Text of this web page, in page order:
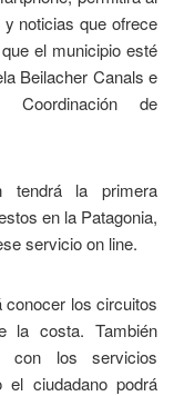
noticias que ofrece
el municipio esté
Beilacher Canals e
de
tendrá la primera
en la Patagonia,
servicio on line.
conocer los circuitos
la costa. También
con los servicios
el ciudadano podrá